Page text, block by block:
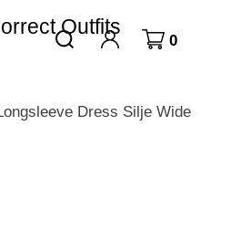
0
Outfits
Dress Silje Wide